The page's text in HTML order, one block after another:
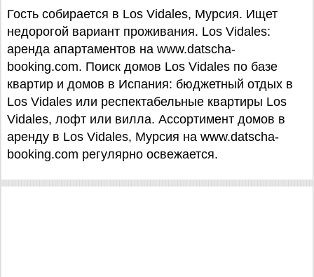
Гость собирается в Los Vidales, Мурсия. Ищет
недорогой вариант проживания. Los Vidales:
аренда апартаментов на www.datscha-
booking.com. Поиск домов Los Vidales по базе
квартир и домов в Испания: бюджетный отдых в
Los Vidales или респектабельные квартиры Los
Vidales, лофт или вилла. Ассортимент домов в
аренду в Los Vidales, Мурсия на www.datscha-
booking.com регулярно освежается.